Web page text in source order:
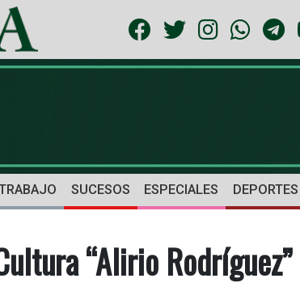
SUCESOS ESPECIALES DEPORTES
“Alirio Rodríguez”